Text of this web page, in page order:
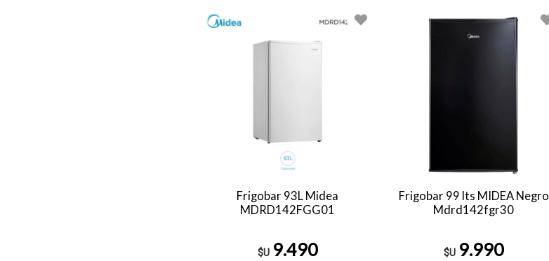
Frigobar 93L Midea
MDRD142FGG01
$U 9.490
Frigobar 99 lts MIDEA Negro
Mdrd142fgr30
$U 9.990